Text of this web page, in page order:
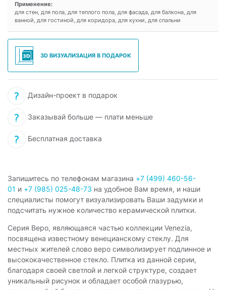
Применение:
для стен, для пола, для теплого пола, для фасада, для балкона, для
ванной, для гостиной, для коридора, для кухни, для спальни
3D ВИЗУАЛИЗАЦИЯ В ПОДАРОК
Дизайн-проект в подарок
Заказывай больше — плати меньше
Бесплатная доставка
Запишитесь по телефонам магазина +7 (499) 460-56-
01 и +7 (985) 025-48-73 на удобное Вам время, и наши
специалисты помогут визуализировать Ваши задумки и
подсчитать нужное количество керамической плитки.
Серия Веро, являющаяся частью коллекции Venezia,
посвящена известному венецианскому стеклу. Для
местных жителей слово веро символизирует подлинное и
высококачественное стекло. Плитка из данной серии,
благодаря своей светлой и легкой структуре, создает
уникальный рисунок и обладает особой глазурью,